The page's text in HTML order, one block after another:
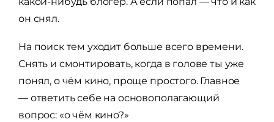
он снял.
На поиск тем уходит больше всего времени.
Снять и смонтировать, когда в голове ты уже
понял, о чём кино, проще простого. Главное
— ответить себе на основополагающий
вопрос: «о чём кино?»